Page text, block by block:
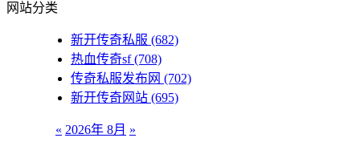
网站分类
新开传奇私服 (682)
热血传奇sf(708)
传奇私服发布网 (702)
新开传奇网站 (695)
« 2026年 8月 »